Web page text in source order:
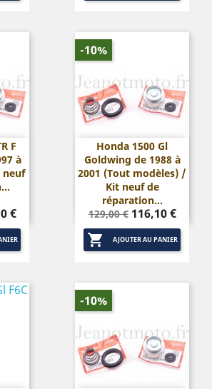
F
à
neuf
€
Honda 1500 Gl
Goldwing de 1988 à
2001 (Tout modèles) /
Kit neuf de
réparation...
Prix
de
base
129,00 € Prix
116,10 €
 AJOUTER AU PANIER
-10%
-10%